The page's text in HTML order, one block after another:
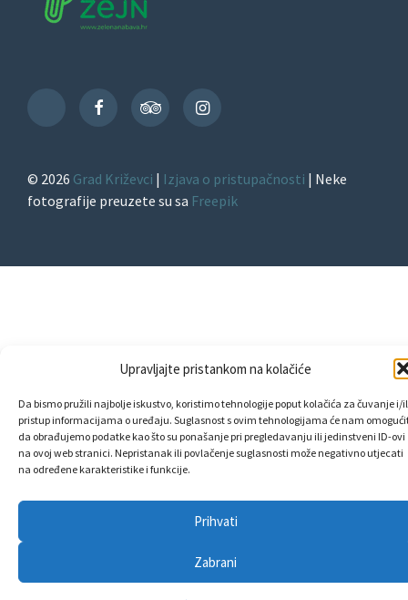
Upravljajte pristankom na kolačiće
Da bismo pružili najbolje iskustvo, koristimo tehnologije poput kolačića za čuvanje i/
pristup informacijama o uređaju. Suglasnost s ovim tehnologijama će nam
da obrađujemo podatke kao što su ponašanje pri pregledavanju ili jedinstveni ID-ovi
na ovoj web stranici. Nepristanak ili povlačenje suglasnosti može negativno utjecati
na određene karakteristike i funkcije.
Prihvati
Zabrani
TikTok
FacebookTripAdvisorInstagram
© 2026 Grad Križevci | Izjava o pristupačnosti | Neke
fotografije preuzete su sa Freepik